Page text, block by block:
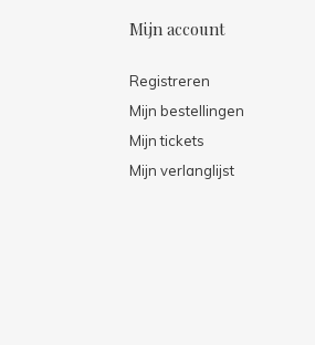
Mijn account
Registreren
Mijn bestellingen
Mijn tickets
Mijn verlanglijst